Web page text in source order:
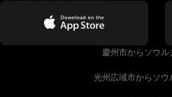
慶州市からソウル
光州広域市からソウ